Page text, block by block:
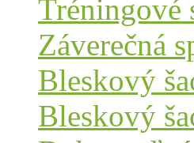
Tréningové
Záverečná
Bleskový
Bleskový